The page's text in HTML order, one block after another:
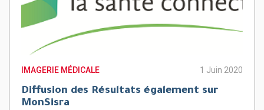
IMAGERIE MÉDICALE 1 Juin 2020
Diffusion des Résultats également sur
MonSisra